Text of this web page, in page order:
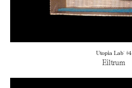
Utopia Lab' #4
Eiltrum